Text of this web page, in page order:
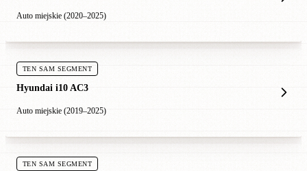
Auto miejskie (2020–2025)
TEN SAM SEGMENT
Hyundai i10 AC3
Auto miejskie (2019–2025)
TEN SAM SEGMENT